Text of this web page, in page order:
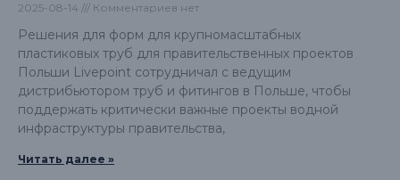
2025-08-14 Комментариев нет
Решения для форм для крупномасштабных
пластиковых труб для правительственных проектов
Польши Livepoint сотрудничал с ведущим
дистрибьютором труб и фитингов в Польше, чтобы
поддержать критически важные проекты водной
инфраструктуры правительства,
Читать далее »